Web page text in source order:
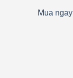
Mua ngay